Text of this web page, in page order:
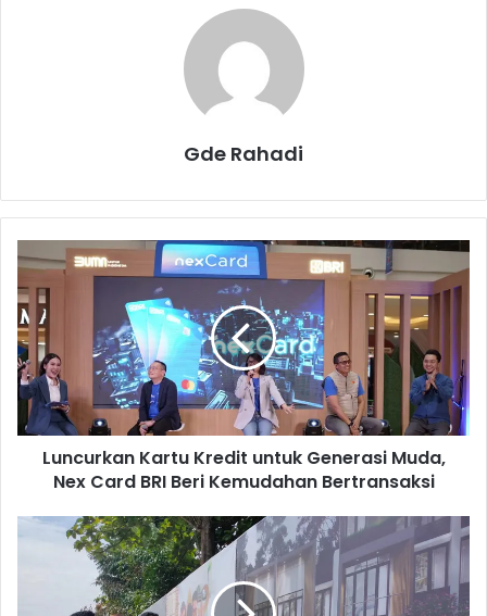
Gde Rahadi
L
u
n
c
u
r
k
n
Luncurkan Kartu Kredit untuk Generasi Muda,
Nex Card BRI Beri Kemudahan Bertransaksi